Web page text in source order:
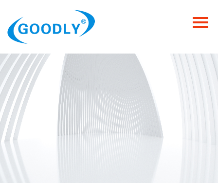
Продукция
ОТРАСЛИ
Категория
Новости
Контакты